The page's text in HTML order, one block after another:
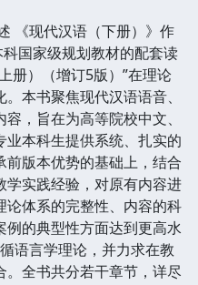
《现代汉语（下册）》作
国家级规划教材的配套读
册）（增订5版）”在理论
本书聚焦现代汉语语音、
，旨在为高等院校中文、
本科生提供系统、扎实的
版本优势的基础上，结合
学实践经验，对原有内容进
体系的完整性、内容的科
的典型性方面达到更高水
语言学理论，并力求在教
全书共分若干章节，详尽